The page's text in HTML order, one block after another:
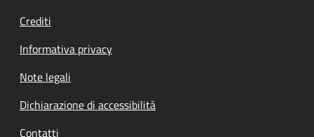
Crediti
Informativa privacy
Note legali
Dichiarazione di accessibilità
Contatti